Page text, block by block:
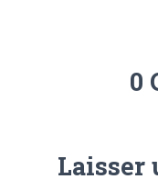
0
Laisser